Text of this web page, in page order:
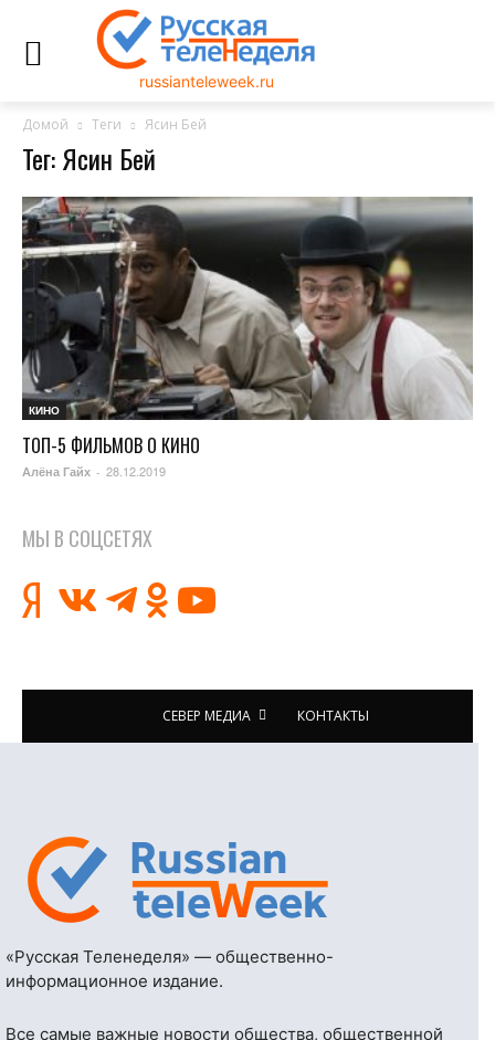
russianteleweek.ru
Домой Теги Ясин Бей
Тег: Ясин Бей
КИНО
ТОП-5 ФИЛЬМОВ О КИНО
Алёна Гайх - 28.12.2019
МЫ В СОЦСЕТЯХ
СЕВЕР МЕДИА КОНТАКТЫ
«Русская Теленеделя» — общественно-
информационное издание.
Все самые важные новости общества, общественной